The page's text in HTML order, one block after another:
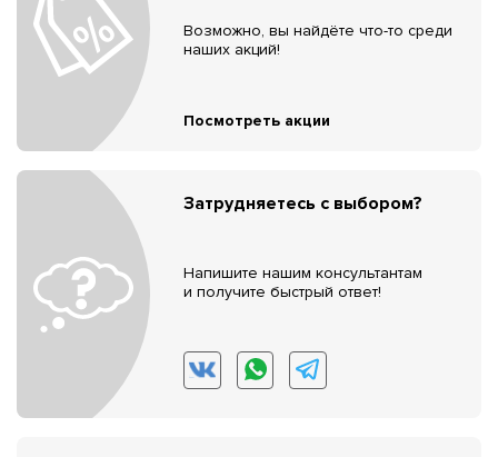
Возможно, вы найдёте что-то среди
наших акций!
Посмотреть акции
Затрудняетесь с выбором?
Напишите нашим консультантам
и получите быстрый ответ!